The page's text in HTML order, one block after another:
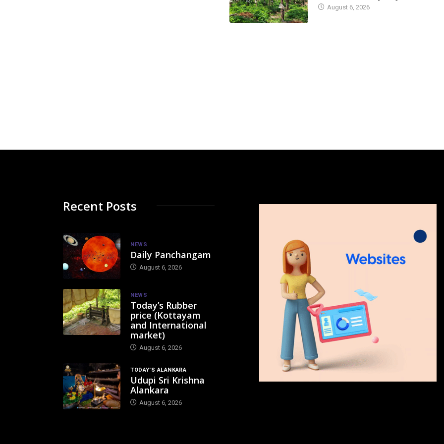
August 6, 2026
Recent Posts
NEWS
Daily Panchangam
August 6, 2026
NEWS
Today’s Rubber
price (Kottayam
and International
market)
August 6, 2026
TODAY'S ALANKARA
Udupi Sri Krishna
Alankara
August 6, 2026